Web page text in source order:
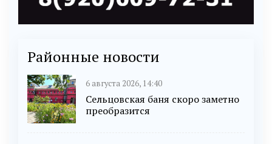
Районные новости
6 августа 2026, 14:40
Сельцовская баня скоро заметно
преобразится